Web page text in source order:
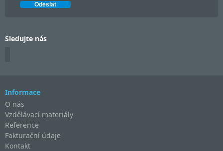
Sledujte nás
Informace
O nás
Vzdělávací materiály
Reference
Fakturační údaje
Kontakt